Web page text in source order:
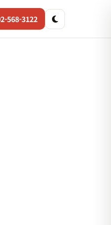
568-3122